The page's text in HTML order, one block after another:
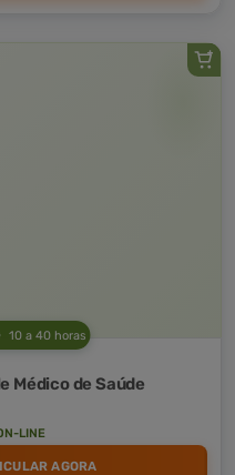
10 a 40 horas
Médico de Saúde
LINE
AGORA